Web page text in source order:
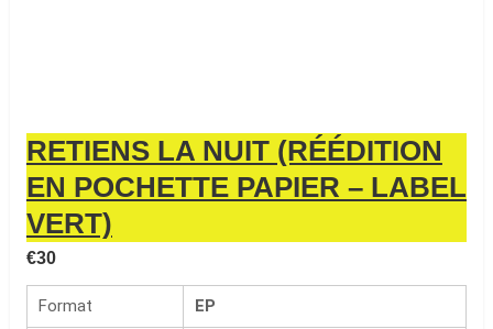
RETIENS LA NUIT (RÉÉDITION
EN POCHETTE PAPIER – LABEL
VERT)
€30
Format EP